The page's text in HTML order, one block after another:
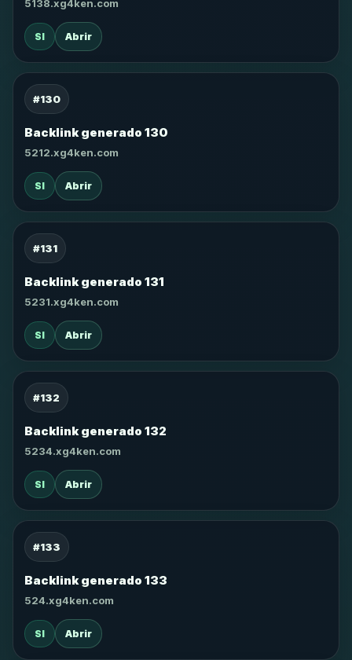
5138.xg4ken.com
SI Abrir
#130
Backlink generado 130
5212.xg4ken.com
SI Abrir
#131
Backlink generado 131
5231.xg4ken.com
SI Abrir
#132
Backlink generado 132
5234.xg4ken.com
SI Abrir
#133
Backlink generado 133
524.xg4ken.com
SI Abrir